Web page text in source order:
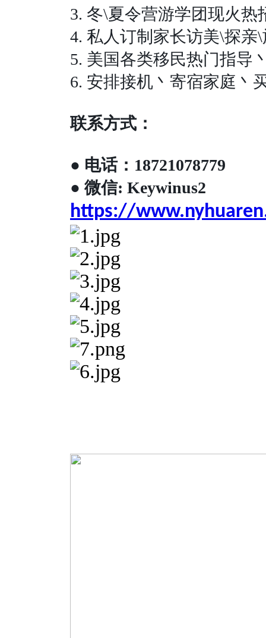
3. 冬\夏令营游学团现火热
4. 私人订制家长访美\探亲\
5. 美国各类移民热门指导
6. 安排接机丶寄宿家庭丶
联系方式：
● 电话： 18721078779
● 微信: Keywinus2
https://